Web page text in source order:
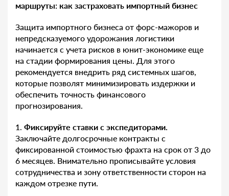
маршруты: как застраховать импортный бизнес
Защита импортного бизнеса от форс-мажоров и
непредсказуемого удорожания логистики
начинается с учета рисков в юнит-экономике еще
на стадии формирования цены. Для этого
рекомендуется внедрить ряд системных шагов,
которые позволят минимизировать издержки и
обеспечить точность финансового
прогнозирования.
1. Фиксируйте ставки с экспедиторами.
Заключайте долгосрочные контракты с
фиксированной стоимостью фрахта на срок от 3 до
6 месяцев. Внимательно прописывайте условия
сотрудничества и зону ответственности сторон на
каждом отрезке пути.